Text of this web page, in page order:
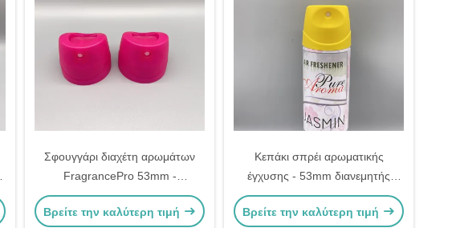
Σφουγγάρι διαχέτη αρωμάτων
FragrancePro 53mm -
Αρωματιστικό ψεκαστήρα για το
σπίτι και την προσωπική
Βρείτε την καλύτερη τιμή
Κεπάκι σπρέι αρωματικής
έγχυσης - 53mm διανεμητής
αρωμάτων για προϊόντα
ομορφιάς και οικιακής χρήσης
Βρείτε την καλύτερη τιμή